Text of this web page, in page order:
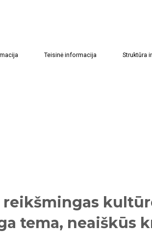
Teisinė informacija Struktūra
tema, neaiškūs